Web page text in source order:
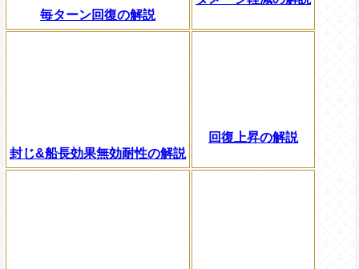
毎ターン回復の解説
封じ&船長効果無効耐性の解説
回復上昇の解説